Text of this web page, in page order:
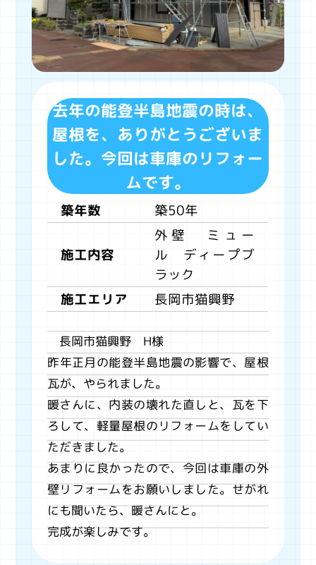
去年の能登半島地震の時は、
屋根を、ありがとうございま
した。今回は車庫のリフォー
ムです。
築年数 築50年
施工内容
外壁 ミュー
ル ディープブ
ラック
施工エリア 長岡市猫興野
長岡市猫興野 H様
昨年正月の能登半島地震の影響で、屋根
瓦が、やられました。
暖さんに、内装の壊れた直しと、瓦を下
ろして、軽量屋根のリフォームをしてい
ただきました。
あまりに良かったので、今回は車庫の外
壁リフォームをお願いしました。せがれ
にも聞いたら、暖さんにと。
完成が楽しみです。